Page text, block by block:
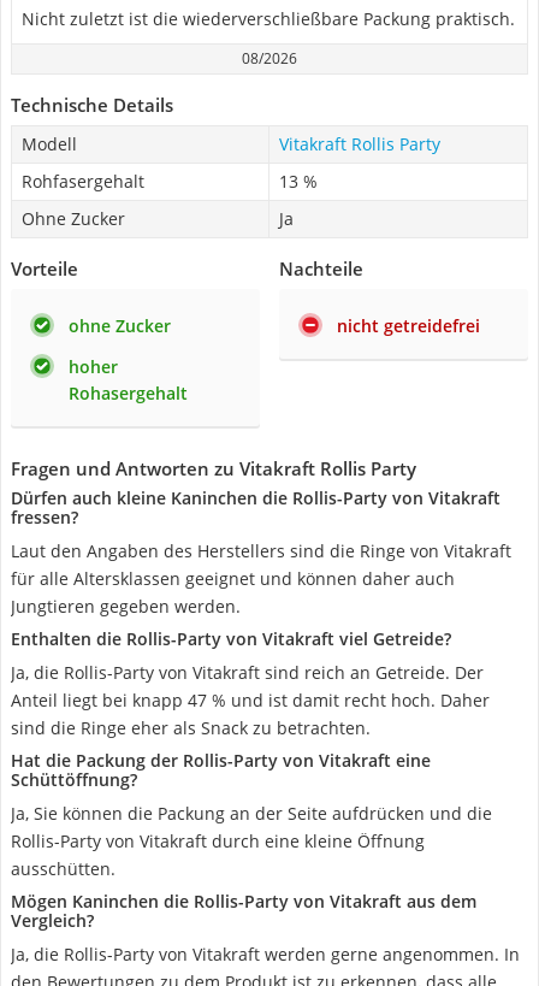
Nicht zuletzt ist die wiederverschließbare Packung praktisch.
08/2026
Technische Details
Modell
Vitakraft Rollis Party
Rohfasergehalt
13 %
Ohne Zucker
Ja
Vorteile
ohne Zucker
hoher
Rohasergehalt
Nachteile
nicht getreidefrei
Fragen und Antworten zu Vitakraft Rollis Party
Dürfen auch kleine Kaninchen die Rollis-Party von Vitakraft
fressen?
Laut den Angaben des Herstellers sind die Ringe von Vitakraft
für alle Altersklassen geeignet und können daher auch
Jungtieren gegeben werden.
Enthalten die Rollis-Party von Vitakraft viel Getreide?
Ja, die Rollis-Party von Vitakraft sind reich an Getreide. Der
Anteil liegt bei knapp 47 % und ist damit recht hoch. Daher
sind die Ringe eher als Snack zu betrachten.
Hat die Packung der Rollis-Party von Vitakraft eine
Schüttöffnung?
Ja, Sie können die Packung an der Seite aufdrücken und die
Rollis-Party von Vitakraft durch eine kleine Öffnung
ausschütten.
Mögen Kaninchen die Rollis-Party von Vitakraft aus dem
Vergleich?
Ja, die Rollis-Party von Vitakraft werden gerne angenommen. In